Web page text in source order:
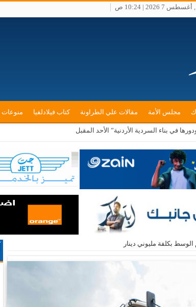
7 2026 | 10:24 ص
مجلس الأمة مقالات علي الطراونة كتاب فيلادلفيا منوعات
في بناء السردية الأردنية” الأحد المقبل
التعاون في مجالات الفكر والثقافة وتمكين الشباب
بكلفة مليوني دينار